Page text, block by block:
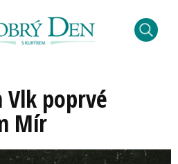
Vlk poprvé
Mír